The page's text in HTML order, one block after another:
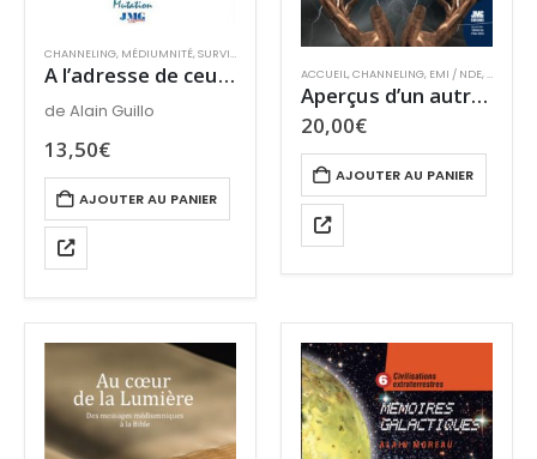
CHANNELING, MÉDIUMNITÉ,SURVIE ET PARANORMAL
A l’adresse de ceux qui cherchent
de Alain Guillo
13,50€
AJOUTER AU PANIER
ACCUEIL,CHANNELING, EMI / NDE,SURVIE
Aperçus d’un autre monde : La transcommunication : réflexions et pratique
20,00€
AJOUTER AU PANIER